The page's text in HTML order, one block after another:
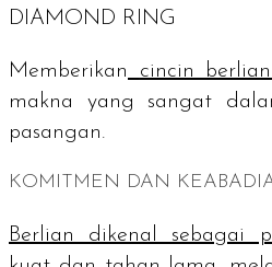
DIAMOND RING
Memberikan cincin berlian
makna yang sangat
pasangan.
KOMITMEN DAN
Berlian dikenal sebagai